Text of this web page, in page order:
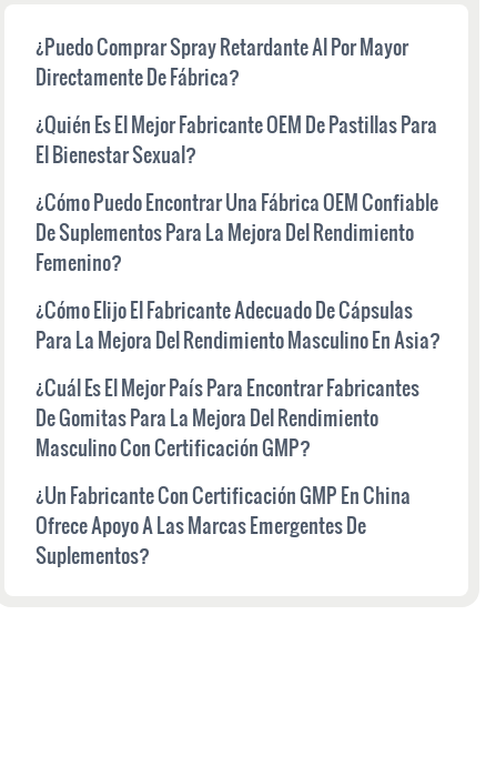
¿Puedo Comprar Spray Retardante Al Por Mayor
Directamente De Fábrica?
¿Quién Es El Mejor Fabricante OEM De Pastillas Para
El Bienestar Sexual?
¿Cómo Puedo Encontrar Una Fábrica OEM Confiable
De Suplementos Para La Mejora Del Rendimiento
Femenino?
¿Cómo Elijo El Fabricante Adecuado De Cápsulas
Para La Mejora Del Rendimiento Masculino En Asia?
¿Cuál Es El Mejor País Para Encontrar Fabricantes
De Gomitas Para La Mejora Del Rendimiento
Masculino Con Certificación GMP?
¿Un Fabricante Con Certificación GMP En China
Ofrece Apoyo A Las Marcas Emergentes De
Suplementos?